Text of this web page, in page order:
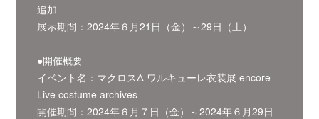
追加
展示期間：2024年６月21日（金）～29日（土）
●開催概要
イベント名：マクロスΔ ワルキューレ⾐装展 encore -
Live costume archives-
開催期間：2024年６月７日（金）～2024年６月29日